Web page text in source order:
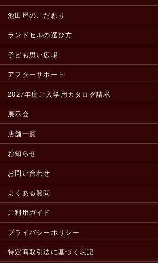
池田屋のこだわり
ランドセルの選び方
子ども思い広場
アフターサポート
2027年度ご入学用カタログ請求
展示会
店舗一覧
お知らせ
お問い合わせ
よくある質問
ご利用ガイド
プライバシーポリシー
特定商取引法に基づく表記